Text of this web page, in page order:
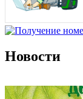
Новости